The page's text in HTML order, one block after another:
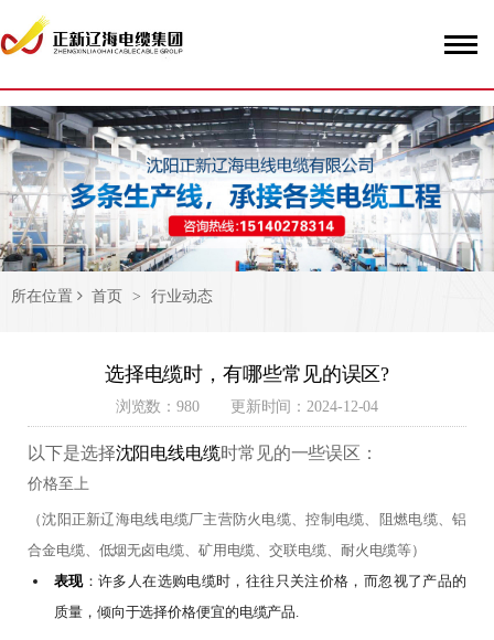
所在位置 首页 > 行业动态
选择电缆时，有哪些常见的误区?
浏览数：980 更新时间：2024-12-04
以下是选择沈阳电线电缆时常见的一些误区：
价格至上
（沈阳正新辽海电线电缆厂主营防火电缆、控制电缆、阻燃电缆、铝
合金电缆、低烟无卤电缆、矿用电缆、交联电缆、耐火电缆等）
表现：许多人在选购电缆时，往往只关注价格，而忽视了产品的
质量，倾向于选择价格便宜的电缆产品.